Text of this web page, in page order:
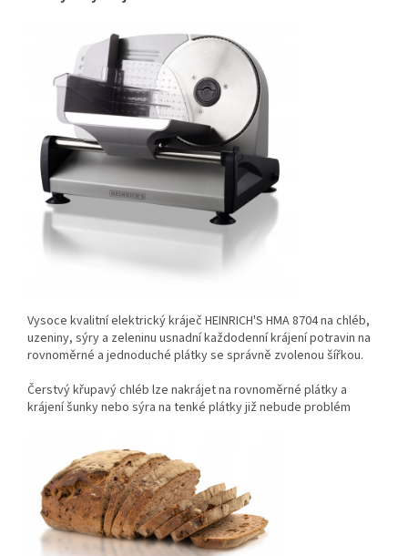
Vysoce kvalitní elektrický kráječ HEINRICH'S HMA 8704 na chléb,
uzeniny, sýry a zeleninu usnadní každodenní krájení potravin na
rovnoměrné a jednoduché plátky se správně zvolenou šířkou.
Čerstvý křupavý chléb lze nakrájet na rovnoměrné plátky a
krájení šunky nebo sýra na tenké plátky již nebude problém